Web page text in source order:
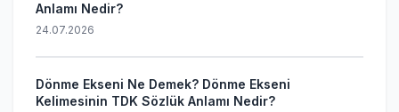
Anlamı Nedir?
24.07.2026
Dönme Ekseni Ne Demek? Dönme Ekseni
Kelimesinin TDK Sözlük Anlamı Nedir?